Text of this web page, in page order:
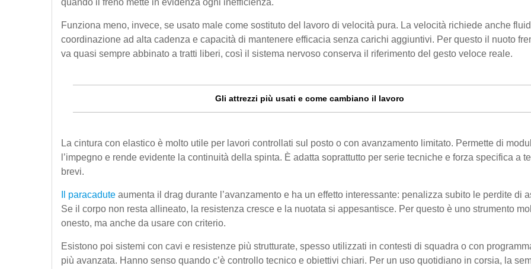
quando il freno mette in evidenza ogni inefficienza.
Funziona meno, invece, se usato male come sostituto del lavoro di velocità pura. La velocità richiede anche
coordinazione ad alta cadenza e capacità di mantenere efficacia senza carichi aggiuntivi. Per questo il nuoto
va quasi sempre abbinato a tratti liberi, così il sistema nervoso conserva il riferimento del gesto veloce reale.
Gli attrezzi più usati e come cambiano il lavoro
La cintura con elastico è molto utile per lavori controllati sul posto o con avanzamento limitato. Permette di
l’impegno e rende evidente la continuità della spinta. È adatta soprattutto per serie tecniche e forza specifica a
brevi.
Il paracadute aumenta il drag durante l’avanzamento e ha un effetto interessante: penalizza subito le perdite di
Se il corpo non resta allineato, la resistenza cresce e la nuotata si appesantisce. Per questo è uno strumento
onesto, ma anche da usare con criterio.
Esistono poi sistemi con cavi e resistenze più strutturate, spesso utilizzati in contesti di squadra o con
più avanzata. Hanno senso quando c’è controllo tecnico e obiettivi chiari. Per un uso quotidiano in corsia, la